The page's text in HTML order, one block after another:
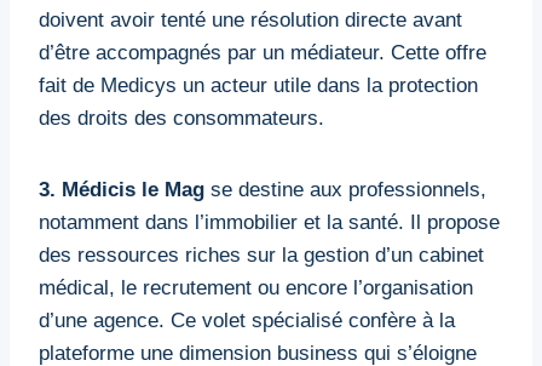
doivent avoir tenté une résolution directe avant
d’être accompagnés par un médiateur. Cette offre
fait de Medicys un acteur utile dans la protection
des droits des consommateurs.
3. Médicis le Mag se destine aux professionnels,
notamment dans l’immobilier et la santé. Il propose
des ressources riches sur la gestion d’un cabinet
médical, le recrutement ou encore l’organisation
d’une agence. Ce volet spécialisé confère à la
plateforme une dimension business qui s’éloigne